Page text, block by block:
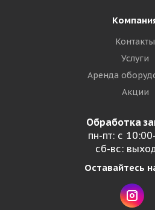
Контакты
Услуги
Аренда
Акции
Обработка
пн-пт: с
сб-вс:
Оставайтесь